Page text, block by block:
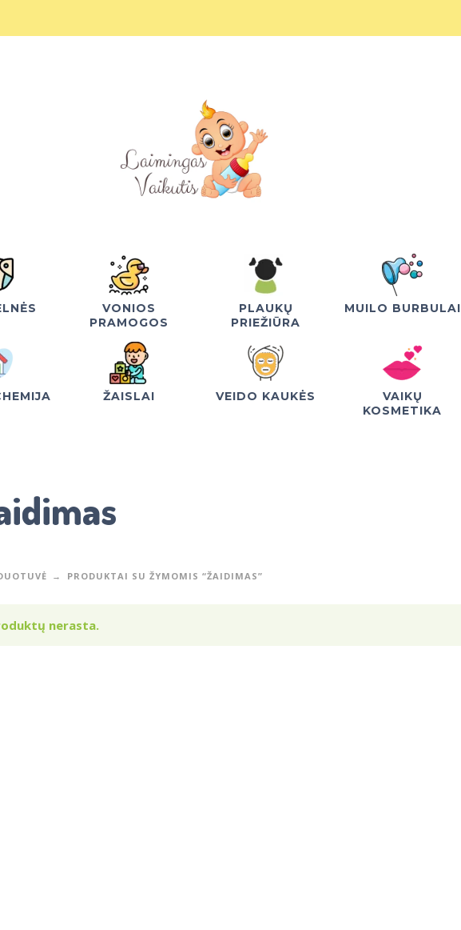
VONIOS
PRAMOGOS
PLAUKŲ
PRIEŽIŪRA
MUILO BURBULAI
ŽAISLAI VEIDO KAUKĖS
VAIKŲ
KOSMETIKA
PRODUKTAI SU ŽYMOMIS “ŽAIDIMAS”
nerasta.